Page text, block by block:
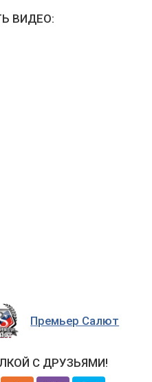
ВИДЕО:
Премьер Салют
С ДРУЗЬЯМИ!